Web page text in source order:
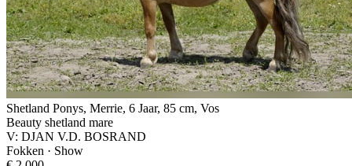
Shetland Ponys, Merrie, 6 Jaar, 85 cm, Vos
Beauty shetland mare
V: DJAN V.D. BOSRAND
Fokken · Show